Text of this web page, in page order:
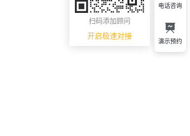
扫码添加顾问
开启极速对接
电话咨询
演示预约